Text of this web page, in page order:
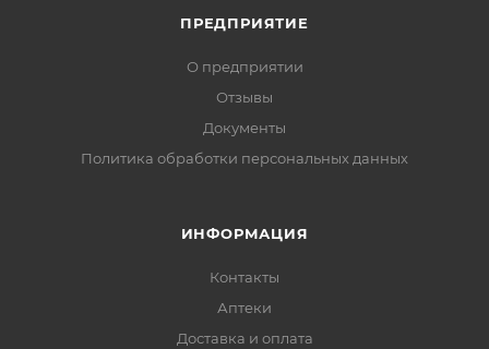
ПРЕДПРИЯТИЕ
О предприятии
Отзывы
Документы
Политика обработки персональных данных
ИНФОРМАЦИЯ
Контакты
Аптеки
Доставка и оплата